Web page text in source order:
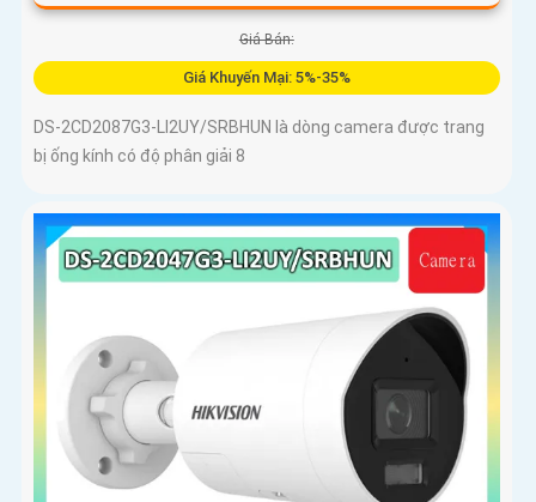
Giá Bán:
Giá Khuyến Mại: 5%-35%
DS-2CD2087G3-LI2UY/SRBHUN là dòng camera được trang
bị ống kính có độ phân giải 8